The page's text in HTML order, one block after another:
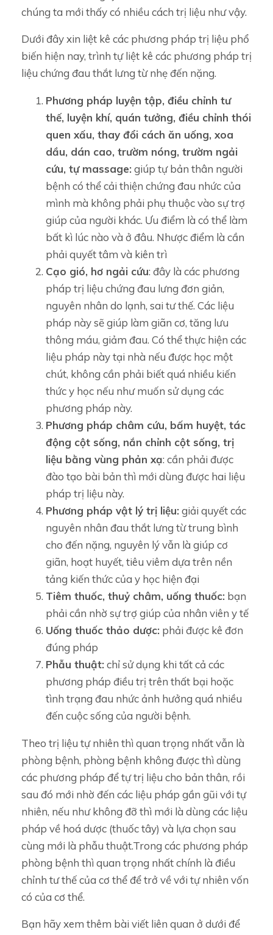
chúng ta mới thấy có nhiều cách trị liệu như vậy.
Dưới đây xin liệt kê các phương pháp trị liệu phổ
biến hiện nay, trình tự liệt kê các phương pháp trị
liệu chứng đau thắt lưng từ nhẹ đến nặng.
Phương pháp luyện tập, điều chỉnh tư
thế, luyện khí, quán tưởng, điều chỉnh thói
quen xấu, thay đổi cách ăn uống, xoa
dầu, dán cao, trườm nóng, trườm ngải
cứu, tự massage: giúp tự bản thân người
bệnh có thể cải thiện chứng đau nhức của
mình mà không phải phụ thuộc vào sự trợ
giúp của người khác. Ưu điểm là có thể làm
bất kì lúc nào và ở đâu. Nhược điểm là cần
phải quyết tâm và kiên trì
Cạo gió, hơ ngải cứu: đây là các phương
pháp trị liệu chứng đau lưng đơn giản,
nguyên nhân do lạnh, sai tư thế. Các liệu
pháp này sẽ giúp làm giãn cơ, tăng lưu
thông máu, giảm đau. Có thể thực hiện các
liệu pháp này tại nhà nếu được học một
chút, không cần phải biết quá nhiều kiến
thức y học nếu như muốn sử dụng các
phương pháp này.
Phương pháp châm cứu, bấm huyệt, tác
động cột sống, nắn chỉnh cột sống, trị
liệu bằng vùng phản xạ: cần phải được
đào tạo bài bản thì mới dùng được hai liệu
pháp trị liệu này.
Phương pháp vật lý trị liệu: giải quyết các
nguyên nhân đau thắt lưng từ trung bình
cho đến nặng, nguyên lý vẫn là giúp cơ
giãn, hoạt huyết, tiêu viêm dựa trên nền
tảng kiến thức của y học hiện đại
Tiêm thuốc, thuỷ châm, uống thuốc: bạn
phải cần nhờ sự trợ giúp của nhân viên y tế
Uống thuốc thảo dược: phải được kê đơn
đúng pháp
Phẫu thuật: chỉ sử dụng khi tất cả các
phương pháp điều trị trên thất bại hoặc
tình trạng đau nhức ảnh hưởng quá nhiều
đến cuộc sống của người bệnh.
Theo trị liệu tự nhiên thì quan trọng nhất vẫn là
phòng bệnh, phòng bệnh không được thì dùng
các phương pháp để tự trị liệu cho bản thân, rồi
sau đó mới nhờ đến các liệu pháp gần gũi với tự
nhiên, nếu như không đỡ thì mới là dùng các liệu
pháp về hoá dược (thuốc tây) và lựa chọn sau
cùng mới là phẫu thuật.Trong các phương pháp
phòng bệnh thì quan trọng nhất chính là điều
chỉnh tư thế của cơ thể để trở về với tự nhiên vốn
có của cơ thể.
Bạn hãy xem thêm bài viết liên quan ở dưới để